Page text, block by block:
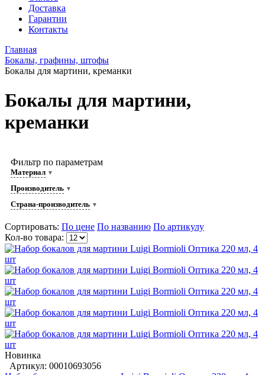
Доставка
Гарантии
Контакты
Главная
Бокалы, графины, штофы
Бокалы для мартини, креманки
Бокалы для мартини,
креманки
Фильтр по параметрам
Материал
Производитель
Страна-производитель
Сортировать: По цене По названию По артикулу
Кол-во товара:
Новинка
Артикул: 00010693056